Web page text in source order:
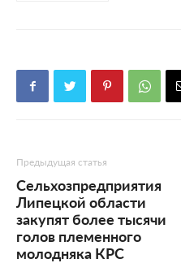
Предыдущая статья
Сельхозпредприятия
Липецкой области
закупят более тысячи
голов племенного
молодняка КРС